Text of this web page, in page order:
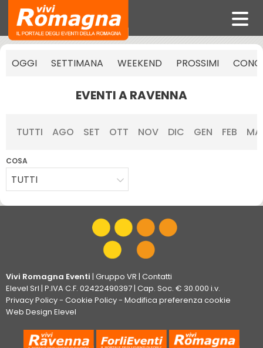
OGGI SETTIMANA WEEKEND PROSSIMI
EVENTI A RAVENNA
TUTTI AGO SET OTT NOV DIC GEN FEB
COSA
TUTTI
Vivi Romagna Eventi | Gruppo VR | Contatti
Elevel Srl | P.IVA C.F. 02422490397 | Cap. Soc. € 30.000 i.v.
Privacy Policy- Cookie Policy- Modifica preferenza cookie
Web Design Elevel